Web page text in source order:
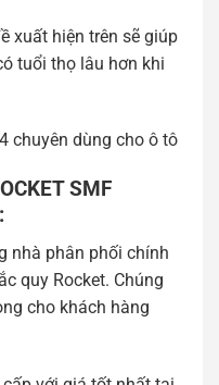
xuất hiện trên sẽ giúp
tuổi thọ lâu hơn khi
chuyên dùng cho ô tô
SMF
nhà phân phối chính
quy Rocket. Chúng
cho khách hàng